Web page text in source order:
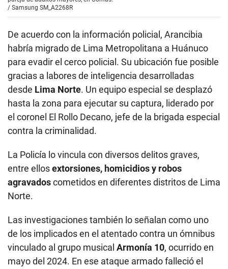
/ Samsung SM_A2268R
De acuerdo con la información policial, Arancibia
habría migrado de Lima Metropolitana a Huánuco
para evadir el cerco policial. Su ubicación fue posible
gracias a labores de inteligencia desarrolladas
desde Lima Norte. Un equipo especial se desplazó
hasta la zona para ejecutar su captura, liderado por
el coronel El Rollo Decano, jefe de la brigada especial
contra la criminalidad.
La Policía lo vincula con diversos delitos graves,
entre ellosextorsiones, homicidios y robos
agravadoscometidos en diferentes distritos de Lima
Norte.
Las investigaciones también lo señalan como uno
de los implicados en el atentado contra un ómnibus
vinculado al grupo musical Armonía 10, ocurrido en
mayo del 2024. En ese ataque armado falleció el